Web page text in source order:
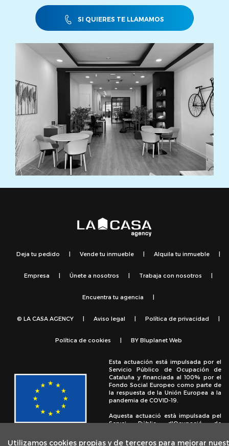
Utilizamos cookies propias y de terceros para mejorar
SI QUIERES TE LLAMAMOS
Deja tu pedido | Vende tu inmueble | Alquila tu inmueble |
Empresa | Únete a nosotros | Trabaja con nosotros |
Encuentra tu agencia |
© LA CASA AGENCY | Aviso legal | Política de privacidad |
Política de cookies | BY Bluplanet Web
Esta actuación está impulsada por el
Servicio Público de Ocupación de
Cataluña y financiada al 100% por el
Fondo Social Europeo como parte de
la respuesta de la Unión Europea a la
pandemia de COVID-19.
Aquesta actuació està impulsada pel
Servei Públic d'Ocupació de
Fons Social Europeu com a part de la